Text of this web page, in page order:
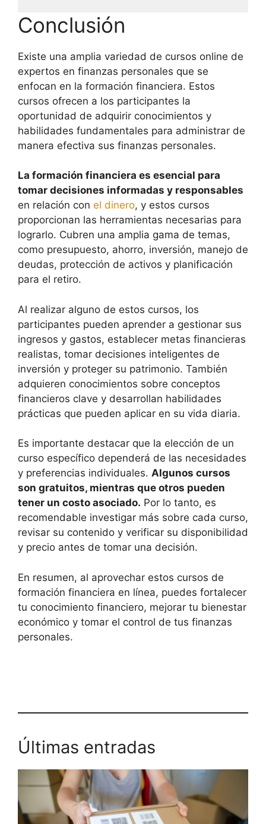
Conclusión
Existe una amplia variedad de cursos online de
expertos en finanzas personales que se
enfocan en la formación financiera. Estos
cursos ofrecen a los participantes la
oportunidad de adquirir conocimientos y
habilidades fundamentales para administrar de
manera efectiva sus finanzas personales.
La formación financiera es esencial para
tomar decisiones informadas y responsables
en relación con el dinero, y estos cursos
proporcionan las herramientas necesarias para
lograrlo. Cubren una amplia gama de temas,
como presupuesto, ahorro, inversión, manejo de
deudas, protección de activos y planificación
para el retiro.
Al realizar alguno de estos cursos, los
participantes pueden aprender a gestionar sus
ingresos y gastos, establecer metas financieras
realistas, tomar decisiones inteligentes de
inversión y proteger su patrimonio. También
adquieren conocimientos sobre conceptos
financieros clave y desarrollan habilidades
prácticas que pueden aplicar en su vida diaria.
Es importante destacar que la elección de un
curso específico dependerá de las necesidades
y preferencias individuales. Algunos cursos
son gratuitos, mientras que otros pueden
tener un costo asociado. Por lo tanto, es
recomendable investigar más sobre cada curso,
revisar su contenido y verificar su disponibilidad
y precio antes de tomar una decisión.
En resumen, al aprovechar estos cursos de
formación financiera en línea, puedes fortalecer
tu conocimiento financiero, mejorar tu bienestar
económico y tomar el control de tus finanzas
personales.
Últimas entradas